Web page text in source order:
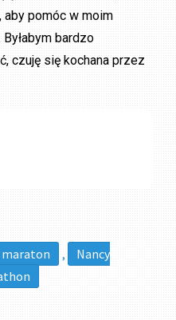
aby pomóc w moim
bardzo
czuję się kochana przez
maraton ,
Nancy